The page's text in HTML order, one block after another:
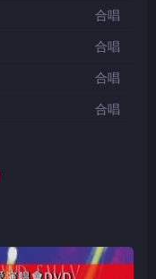
合唱
合唱
合唱
合唱